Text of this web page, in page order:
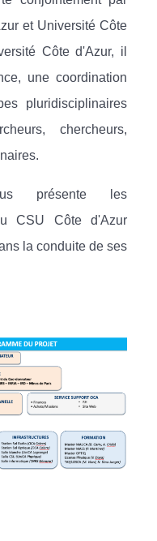
et Université Côte
Côte d'Azur, il
une coordination
pluridisciplinaires
chercheurs,
présente les
CSU Côte d'Azur
la conduite de ses